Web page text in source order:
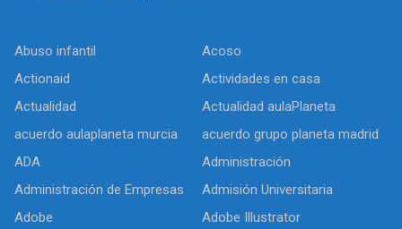
Abuso infantil
Acoso
Actionaid
Actividades en casa
Actualidad
Actualidad aulaPlaneta
acuerdo aulaplaneta murcia
acuerdo grupo planeta madrid
ADA
Administración
Administración de Empresas
Admisión Universitaria
Adobe
Adobe Illustrator